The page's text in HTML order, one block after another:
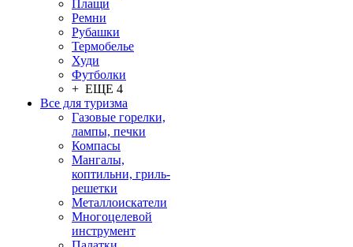
Плащи
Ремни
Рубашки
Термобелье
Худи
Футболки
+ ЕЩЕ 4
Все для туризма
Газовые горелки,
лампы, печки
Компасы
Мангалы,
коптильни, гриль-
решетки
Металлоискатели
Многоцелевой
инструмент